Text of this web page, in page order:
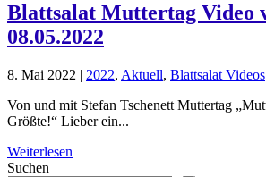
Blattsalat Muttertag Video
08.05.2022
8. Mai 2022 | 2022, Aktuell, Blattsalat Videos
Von und mit Stefan Tschenett Muttertag
Größte!“ Lieber ein...
Weiterlesen
Suchen